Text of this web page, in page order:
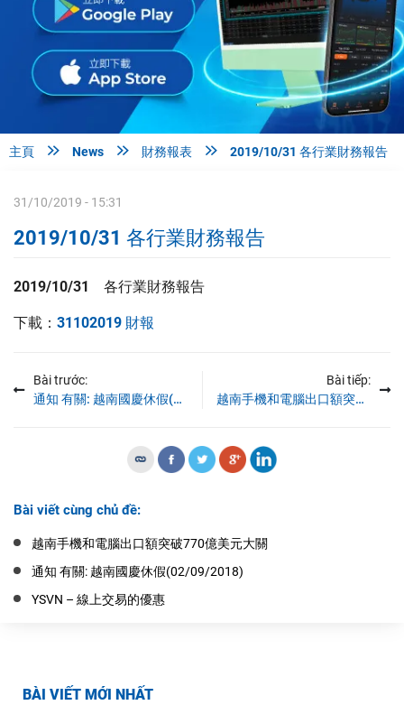
主頁  News  財務報表  2019/10/31 各行業財務報告
BÀI VIẾT MỚI NHẤT
31/10/2019 - 15:31
2019/10/31 各行業財務報告
2019/10/31 各行業財務報告
下載： 31102019 財報
Bài trước:
通知 有關: 越南國慶休假(02/09/2018)
Bài tiếp:
越南手機和電腦出口額突破770億美元大關
Bài viết cùng chủ đề:
越南手機和電腦出口額突破770億美元大關
通知 有關: 越南國慶休假(02/09/2018)
YSVN – 線上交易的優惠